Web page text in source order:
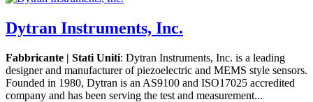
Dytran Instruments, Inc.
Fabbricante | Stati Uniti: Dytran Instruments, Inc. is a leading
designer and manufacturer of piezoelectric and MEMS style sensors.
Founded in 1980, Dytran is an AS9100 and ISO17025 accredited
company and has been serving the test and measurement...